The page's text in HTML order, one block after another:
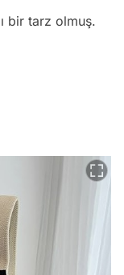
bir tarz olmuş.